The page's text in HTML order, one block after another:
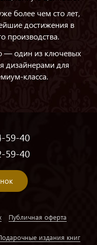
более чем сто лет,
достижения в
производства.
— один из ключевых
дизайнерами для
класса.
59-40
59-40
Публичная оферта
издания книг